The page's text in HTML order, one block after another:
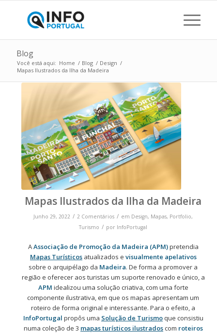
Blog
Você está aqui: Home / Blog / Design /
Mapas Ilustrados da Ilha da Madeira
Mapas Ilustrados da Ilha da Madeira
Junho 29, 2022 / 2 Comentários / em Design, Mapas, Portfolio,
Turismo / por InfoPortugal
AAssociação de Promoção da Madeira (APM)pretendia
Mapas Turísticosatualizados e visualmente apelativos
sobre o arquipélago da Madeira. De forma a promover a
região e oferecer aos turistas um suporte renovado e único, a
APM idealizou uma solução criativa, com uma forte
componente ilustrativa, em que os mapas apresentam um
roteiro de forma original e interessante. Para o efeito, a
InfoPortugal propôs uma Solução de Turismoque consistiu
numa coleção de 3 mapas turísticos ilustradoscom roteiros